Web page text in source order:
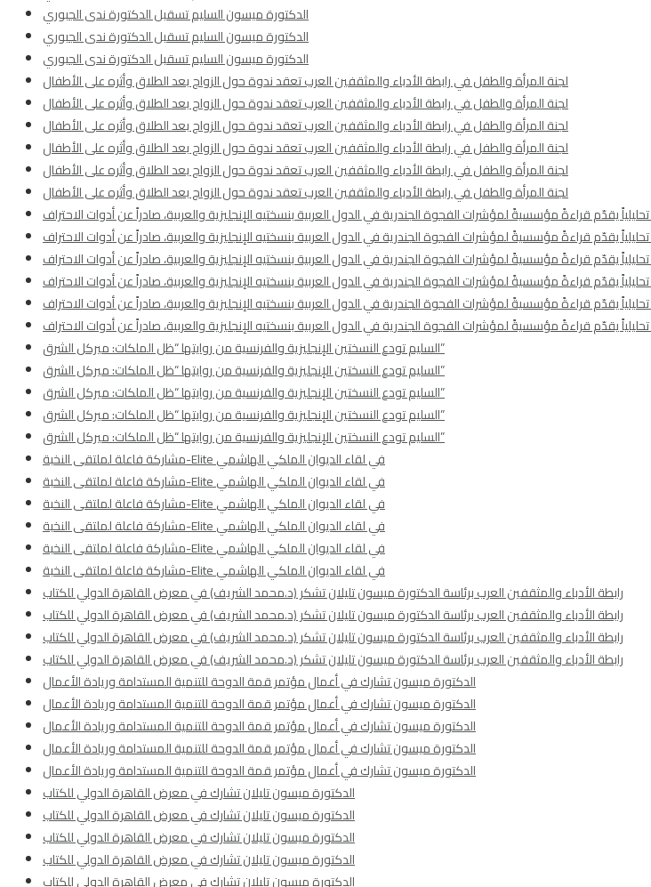
الدكتورة ميسون السليم تسقبل الدكتورة ندى الجبوري
الدكتورة ميسون السليم تسقبل الدكتورة ندى الجبوري
الدكتورة ميسون السليم تسقبل الدكتورة ندى الجبوري
لجنة المرأة والطفل في رابطة الأدباء والمثقفين العرب تعقد ندوة حول الزواج بعد الطلاق وأثره على الأطفال
لجنة المرأة والطفل في رابطة الأدباء والمثقفين العرب تعقد ندوة حول الزواج بعد الطلاق وأثره على الأطفال
لجنة المرأة والطفل في رابطة الأدباء والمثقفين العرب تعقد ندوة حول الزواج بعد الطلاق وأثره على الأطفال
لجنة المرأة والطفل في رابطة الأدباء والمثقفين العرب تعقد ندوة حول الزواج بعد الطلاق وأثره على الأطفال
لجنة المرأة والطفل في رابطة الأدباء والمثقفين العرب تعقد ندوة حول الزواج بعد الطلاق وأثره على الأطفال
لجنة المرأة والطفل في رابطة الأدباء والمثقفين العرب تعقد ندوة حول الزواج بعد الطلاق وأثره على الأطفال
يقدّم قراءةً مؤسسيةً لمؤشرات الفجوة الجندرية في الدول العربية بنسختيه الإنجليزية والعربية، صادراً عن أدوات الاحتراف
يقدّم قراءةً مؤسسيةً لمؤشرات الفجوة الجندرية في الدول العربية بنسختيه الإنجليزية والعربية، صادراً عن أدوات الاحتراف
يقدّم قراءةً مؤسسيةً لمؤشرات الفجوة الجندرية في الدول العربية بنسختيه الإنجليزية والعربية، صادراً عن أدوات الاحتراف
يقدّم قراءةً مؤسسيةً لمؤشرات الفجوة الجندرية في الدول العربية بنسختيه الإنجليزية والعربية، صادراً عن أدوات الاحتراف
يقدّم قراءةً مؤسسيةً لمؤشرات الفجوة الجندرية في الدول العربية بنسختيه الإنجليزية والعربية، صادراً عن أدوات الاحتراف
يقدّم قراءةً مؤسسيةً لمؤشرات الفجوة الجندرية في الدول العربية بنسختيه الإنجليزية والعربية، صادراً عن أدوات الاحتراف
السليم تودع النسختين الإنجليزية والفرنسية من روايتها “ظل الملكات: ميركل الشرق”
السليم تودع النسختين الإنجليزية والفرنسية من روايتها “ظل الملكات: ميركل الشرق”
السليم تودع النسختين الإنجليزية والفرنسية من روايتها “ظل الملكات: ميركل الشرق”
السليم تودع النسختين الإنجليزية والفرنسية من روايتها “ظل الملكات: ميركل الشرق”
السليم تودع النسختين الإنجليزية والفرنسية من روايتها “ظل الملكات: ميركل الشرق”
مشاركة فاعلة لملتقى النخبة-Elite في لقاء الديوان الملكي الهاشمي
مشاركة فاعلة لملتقى النخبة-Elite في لقاء الديوان الملكي الهاشمي
مشاركة فاعلة لملتقى النخبة-Elite في لقاء الديوان الملكي الهاشمي
مشاركة فاعلة لملتقى النخبة-Elite في لقاء الديوان الملكي الهاشمي
مشاركة فاعلة لملتقى النخبة-Elite في لقاء الديوان الملكي الهاشمي
مشاركة فاعلة لملتقى النخبة-Elite في لقاء الديوان الملكي الهاشمي
رابطة الأدباء والمثقفين العرب برئاسة الدكتورة ميسون تليلان تشكر (د.محمد الشريف) في معرض القاهرة الدولي للكتاب
رابطة الأدباء والمثقفين العرب برئاسة الدكتورة ميسون تليلان تشكر (د.محمد الشريف) في معرض القاهرة الدولي للكتاب
رابطة الأدباء والمثقفين العرب برئاسة الدكتورة ميسون تليلان تشكر (د.محمد الشريف) في معرض القاهرة الدولي للكتاب
رابطة الأدباء والمثقفين العرب برئاسة الدكتورة ميسون تليلان تشكر (د.محمد الشريف) في معرض القاهرة الدولي للكتاب
الدكتورة ميسون تشارك في أعمال مؤتمر قمة الدوحة للتنمية المستدامة وريادة الأعمال
الدكتورة ميسون تشارك في أعمال مؤتمر قمة الدوحة للتنمية المستدامة وريادة الأعمال
الدكتورة ميسون تشارك في أعمال مؤتمر قمة الدوحة للتنمية المستدامة وريادة الأعمال
الدكتورة ميسون تشارك في أعمال مؤتمر قمة الدوحة للتنمية المستدامة وريادة الأعمال
الدكتورة ميسون تشارك في أعمال مؤتمر قمة الدوحة للتنمية المستدامة وريادة الأعمال
الدكتورة ميسون تليلان تشارك في معرض القاهرة الدولي للكتاب
الدكتورة ميسون تليلان تشارك في معرض القاهرة الدولي للكتاب
الدكتورة ميسون تليلان تشارك في معرض القاهرة الدولي للكتاب
الدكتورة ميسون تليلان تشارك في معرض القاهرة الدولي للكتاب
الدكتورة ميسون تليلان تشارك في معرض القاهرة الدولي للكتاب